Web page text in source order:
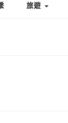
旅遊